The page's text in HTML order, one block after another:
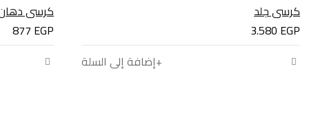
كرسي جلد
3.580 EGP
إضافة إلى السلة
كرسي
877 EGP